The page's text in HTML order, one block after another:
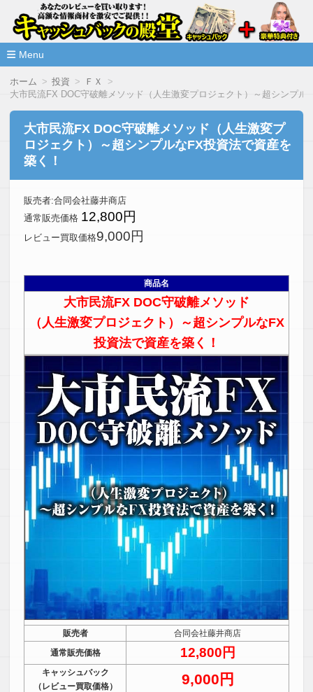
情報商材激安サイト・キャッシ
ュバックの殿堂
高額な情報商材をレビューを買い取ることで激安で購入できま
Menu
ホーム 投資
ＦＸ
大市民流FX DOC守破離メソッド（人生激変プロジェクト）～超シンプル
大市民流FX DOC守破離メソッド（人生激変プ
ロジェクト）～超シンプルなFX投資法で資産を
築く！
販売者:合同会社藤井商店
通常販売価格 12,800円
レビュー買取価格9,000円
商品名
大市民流FX DOC守破離メソッド
（人生激変プロジェクト）～超シンプルなFX
投資法で資産を築く！
販売者
合同会社藤井商店
通常販売価格
12,800円
キャッシュバック
（レビュー買取価格）
9,000円